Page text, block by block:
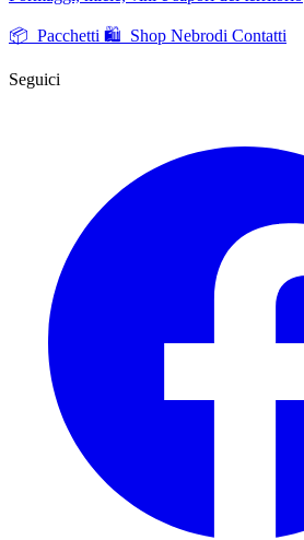
📦 Pacchetti 🛍️ Shop Nebrodi Contatti
Seguici